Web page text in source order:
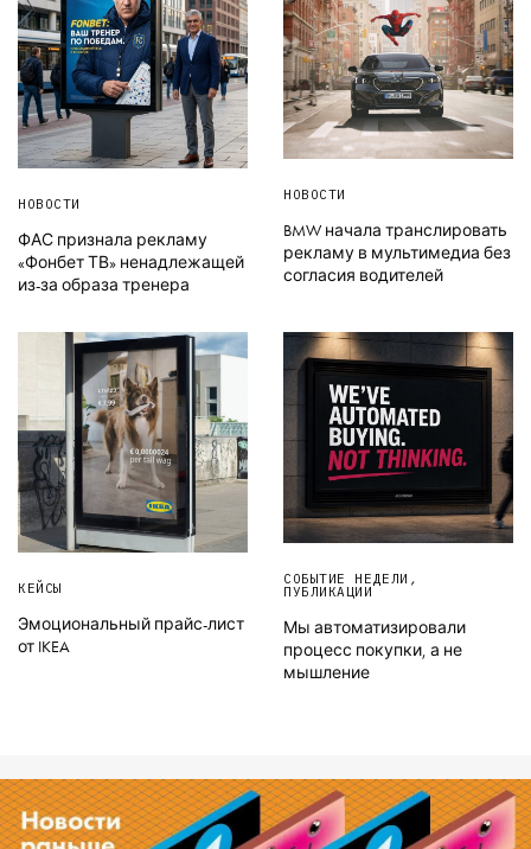
НОВОСТИ
ФАС признала рекламу
«Фонбет ТВ» ненадлежащей
из-за образа тренера
НОВОСТИ
BMW начала транслировать
рекламу в мультимедиа без
согласия водителей
КЕЙСЫ
Эмоциональный прайс-лист
от IKEA
СОБЫТИЕ НЕДЕЛИ ,
ПУБЛИКАЦИИ
Мы автоматизировали
процесс покупки, а не
мышление